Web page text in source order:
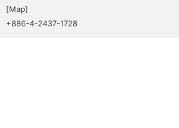
[Map]
+886-4-2437-1728